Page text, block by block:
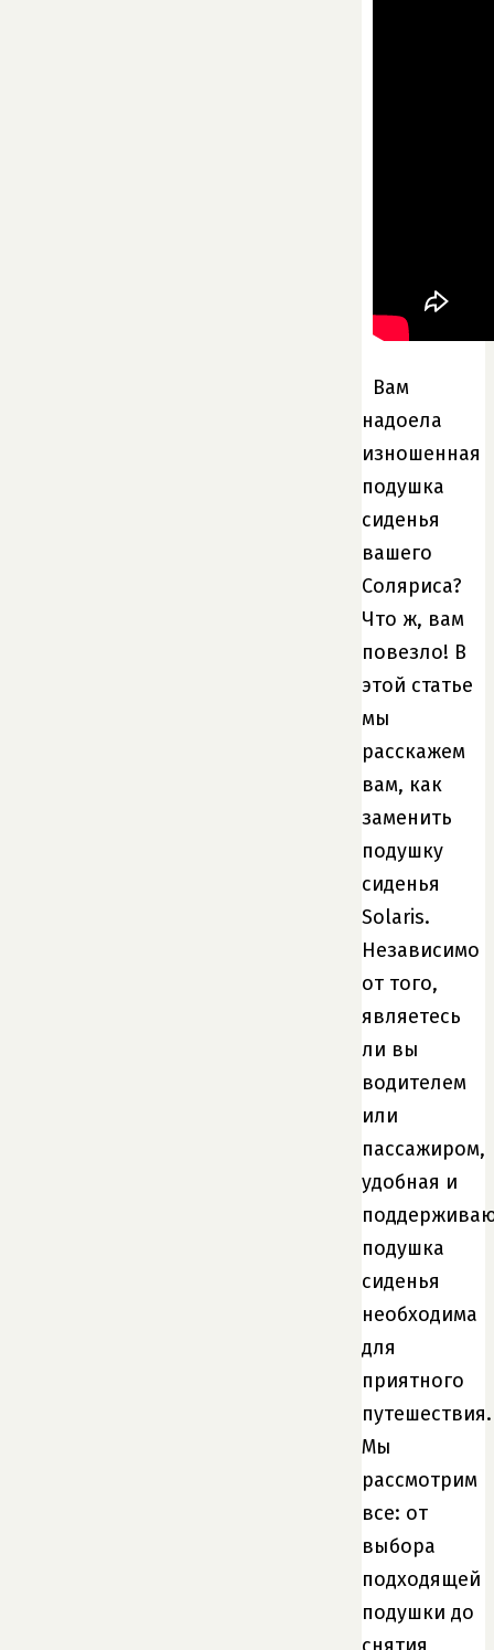
Вам
надоела
изношенная
подушка
сиденья
вашего
Соляриса?
Что ж, вам
повезло! В
этой статье
мы
расскажем
вам, как
заменить
подушку
сиденья
Solaris.
Независимо
от того,
являетесь
ли вы
водителем
или
пассажиром,
удобная и
подушка
сиденья
необходима
для
приятного
путешествия.
Мы
рассмотрим
все: от
выбора
подходящей
подушки до
снятия